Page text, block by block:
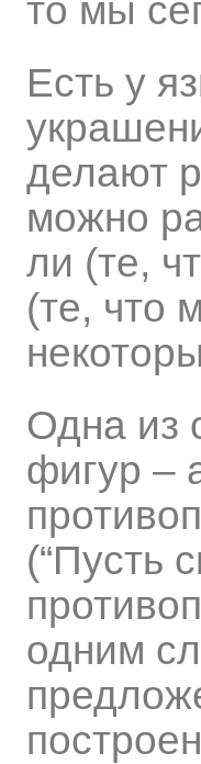
то мы
Есть у
делают
можно
ли (те,
(те, что
Одна из
фигур –
(“Пусть
одним